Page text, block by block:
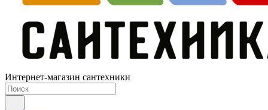
Интернет-магазин сантехники